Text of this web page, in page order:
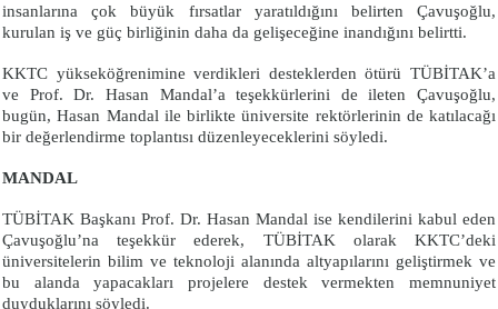
insanlarına çok büyük fırsatlar yaratıldığını belirten Çavuşoğlu,
kurulan iş ve güç birliğinin daha da gelişeceğine inandığını belirtti.
KKTC yükseköğrenimine verdikleri desteklerden ötürü TÜBİTAK’a
ve Prof. Dr. Hasan Mandal’a teşekkürlerini de ileten Çavuşoğlu,
bugün, Hasan Mandal ile birlikte üniversite rektörlerinin de katılacağı
bir değerlendirme toplantısı düzenleyeceklerini söyledi.
MANDAL
TÜBİTAK Başkanı Prof. Dr. Hasan Mandal ise kendilerini kabul eden
Çavuşoğlu’na teşekkür ederek, TÜBİTAK olarak KKTC’deki
üniversitelerin bilim ve teknoloji alanında altyapılarını geliştirmek ve
bu alanda yapacakları projelere destek vermekten memnuniyet
duyduklarını söyledi.